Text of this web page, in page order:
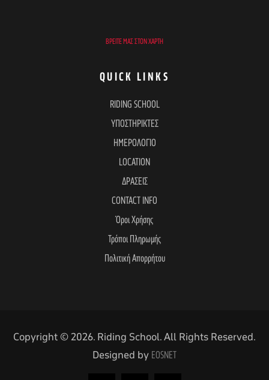
ΒΡΕΊΤΕ ΜΑΣ ΣΤΟΝ ΧΆΡΤΗ
QUICK LINKS
RIDING SCHOOL
ΥΠΟΣΤΗΡΙΚΤΕΣ
ΗΜΕΡΟΛΟΓΙΟ
LOCATION
ΔΡΑΣΕΙΣ
CONTACT INFO
Όροι Χρήσης
Τρόποι Πληρωμής
Πολιτική Απορρήτου
Copyright © 2026. Riding School. All Rights Reserved.
Designed by EOSNET